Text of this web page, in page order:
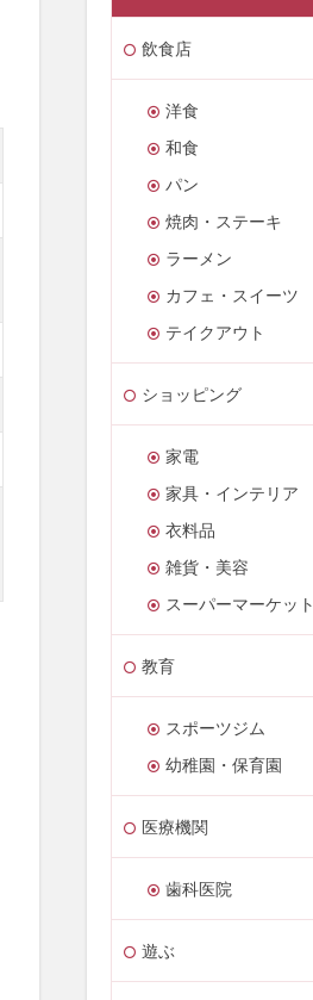
飲食店
洋食
和食
パン
焼肉・ステーキ
ラーメン
カフェ・スイーツ
テイクアウト
ショッピング
家電
家具・インテリア
衣料品
雑貨・美容
スーパーマーケット
教育
スポーツジム
幼稚園・保育園
医療機関
歯科医院
遊ぶ